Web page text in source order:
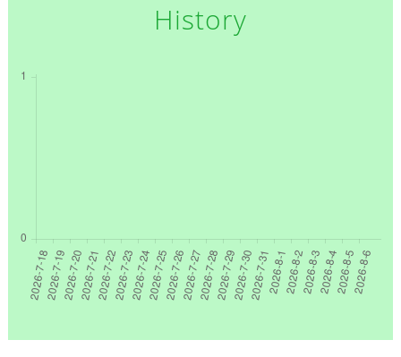
History